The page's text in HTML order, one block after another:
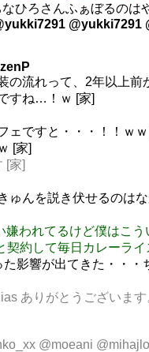
ひろさんふぁぼるのは
の流れって、2年以上
すね…！ｗ [家]
ェですと・・・！！ｗｗ
[家]
[家]
ゅんを説き伏せるのは
嫌われてるけど僕はこ
契約して毎日カレーラ
影響が出てきた・・・
ありがとうございま
@moeani